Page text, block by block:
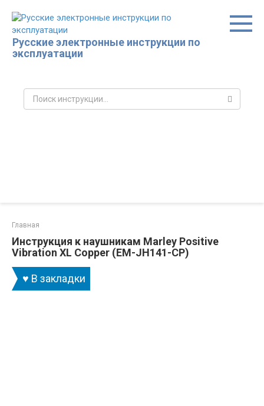
контенту
Русские электронные инструкции по
эксплуатации
Поиск:
Главная
Инструкция к наушникам Marley Positive
Vibration XL Copper (EM-JH141-CP)
♥ В закладки